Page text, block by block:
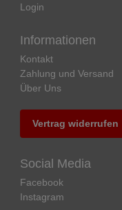
Login
Informationen
Kontakt
Zahlung und Versand
Über Uns
Vertrag widerrufen
Social Media
Facebook
Instagram